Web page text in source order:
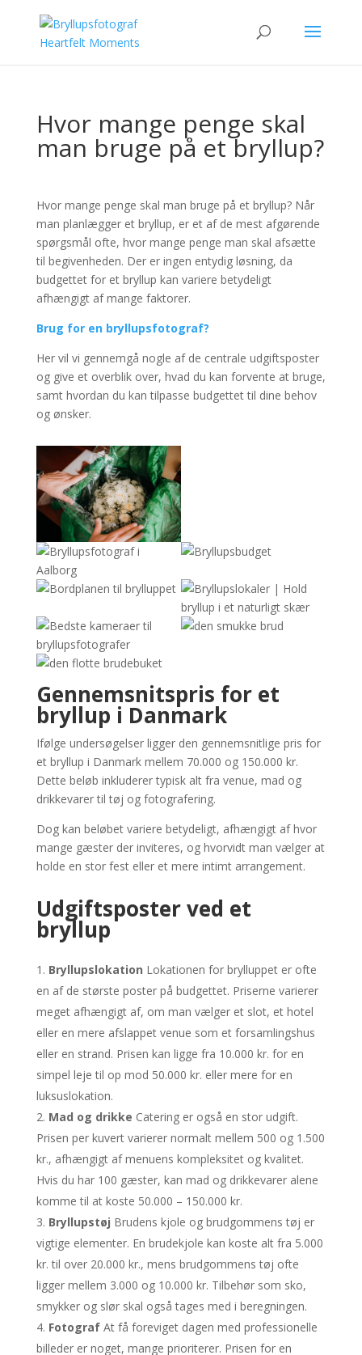
Hvor mange penge skal
man bruge på et bryllup?
Hvor mange penge skal man bruge på et bryllup? Når
man planlægger et bryllup, er et af de mest afgørende
spørgsmål ofte, hvor mange penge man skal afsætte
til begivenheden. Der er ingen entydig løsning, da
budgettet for et bryllup kan variere betydeligt
afhængigt af mange faktorer.
Brug for en bryllupsfotograf?
Her vil vi gennemgå nogle af de centrale udgiftsposter
og give et overblik over, hvad du kan forvente at bruge,
samt hvordan du kan tilpasse budgettet til dine behov
og ønsker.
Gennemsnitspris for et
bryllup i Danmark
Ifølge undersøgelser ligger den gennemsnitlige pris for
et bryllup i Danmark mellem 70.000 og 150.000 kr.
Dette beløb inkluderer typisk alt fra venue, mad og
drikkevarer til tøj og fotografering.
Dog kan beløbet variere betydeligt, afhængigt af hvor
mange gæster der inviteres, og hvorvidt man vælger at
holde en stor fest eller et mere intimt arrangement.
Udgiftsposter ved et
bryllup
Bryllupslokation Lokationen for brylluppet er ofte
en af de største poster på budgettet. Priserne varierer
meget afhængigt af, om man vælger et slot, et hotel
eller en mere afslappet venue som et forsamlingshus
eller en strand. Prisen kan ligge fra 10.000 kr. for en
simpel leje til op mod 50.000 kr. eller mere for en
luksuslokation.
Mad og drikke Catering er også en stor udgift.
Prisen per kuvert varierer normalt mellem 500 og 1.500
kr., afhængigt af menuens kompleksitet og kvalitet.
Hvis du har 100 gæster, kan mad og drikkevarer alene
komme til at koste 50.000 – 150.000 kr.
Bryllupstøj Brudens kjole og brudgommens tøj er
vigtige elementer. En brudekjole kan koste alt fra 5.000
kr. til over 20.000 kr., mens brudgommens tøj ofte
ligger mellem 3.000 og 10.000 kr. Tilbehør som sko,
smykker og slør skal også tages med i beregningen.
FotografAt få foreviget dagen med professionelle
billeder er noget, mange prioriterer. Prisen for en